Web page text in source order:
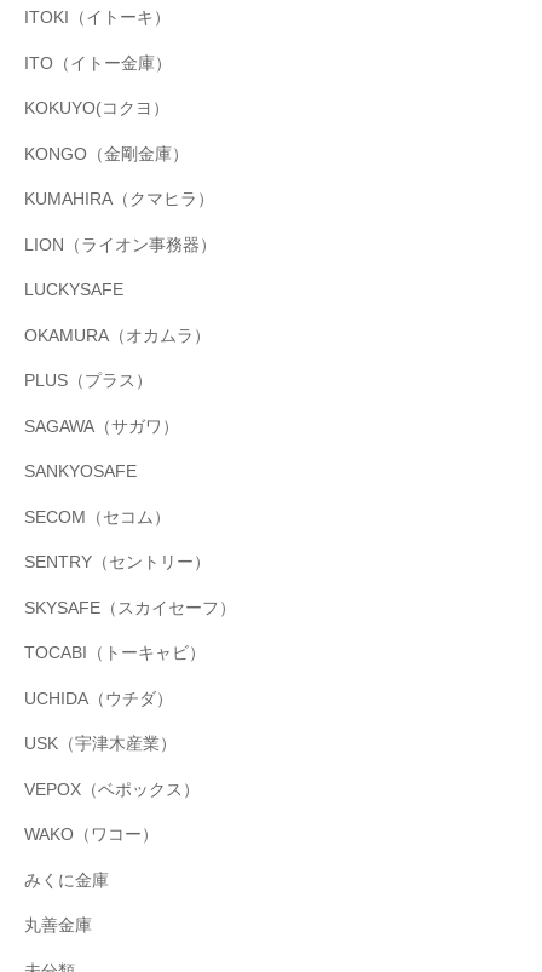
ITOKI（イトーキ）
ITO（イトー金庫）
KOKUYO(コクヨ）
KONGO（金剛金庫）
KUMAHIRA（クマヒラ）
LION（ライオン事務器）
LUCKYSAFE
OKAMURA（オカムラ）
PLUS（プラス）
SAGAWA（サガワ）
SANKYOSAFE
SECOM（セコム）
SENTRY（セントリー）
SKYSAFE（スカイセーフ）
TOCABI（トーキャビ）
UCHIDA（ウチダ）
USK（宇津木産業）
VEPOX（ベポックス）
WAKO（ワコー）
みくに金庫
丸善金庫